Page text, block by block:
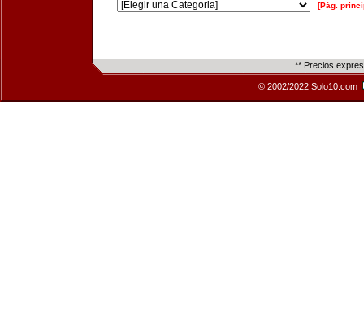
[Pág.
** Precios
© 2002/2022 Solo10.com